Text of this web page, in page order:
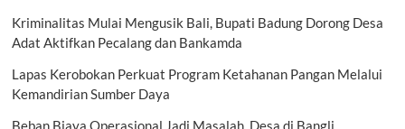
Kriminalitas Mulai Mengusik Bali, Bupati Badung Dorong Desa
Adat Aktifkan Pecalang dan Bankamda
Lapas Kerobokan Perkuat Program Ketahanan Pangan Melalui
Kemandirian Sumber Daya
Beban Biaya Operasional Jadi Masalah, Desa di Bangli